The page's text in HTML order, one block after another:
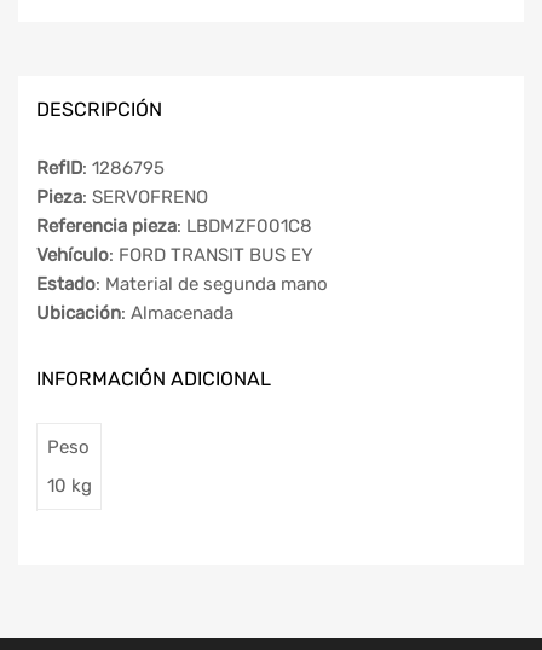
DESCRIPCIÓN
RefID: 1286795
Pieza: SERVOFRENO
Referencia pieza: LBDMZF001C8
Vehículo: FORD TRANSIT BUS EY
Estado: Material de segunda mano
Ubicación: Almacenada
INFORMACIÓN ADICIONAL
Peso
10 kg